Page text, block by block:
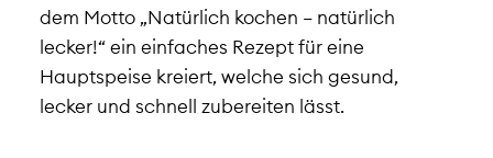
dem Motto „Natürlich kochen – natürlich
lecker!“ ein einfaches Rezept für eine
Hauptspeise kreiert, welche sich gesund,
lecker und schnell zubereiten lässt.